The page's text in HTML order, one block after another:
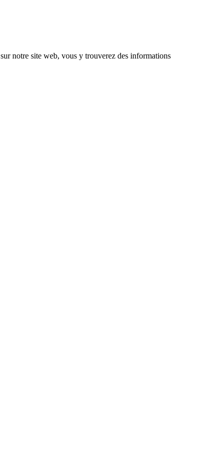
sur notre site web, vous y trouverez des informations